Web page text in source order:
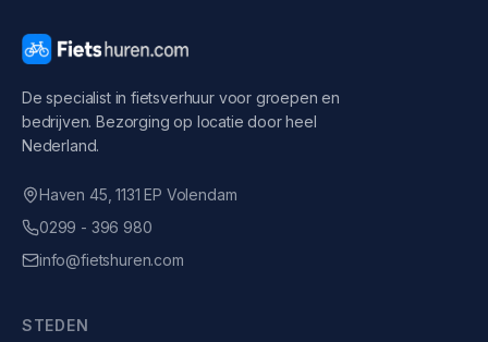
De specialist in fietsverhuur voor groepen en
bedrijven. Bezorging op locatie door heel
Nederland.
Haven 45, 1131 EP Volendam
0299 - 396 980
info@fietshuren.com
STEDEN